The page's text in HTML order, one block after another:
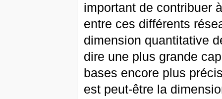
important de contribuer
entre ces différents
dimension quantitative
dire une plus grande
bases encore plus
est peut-être la